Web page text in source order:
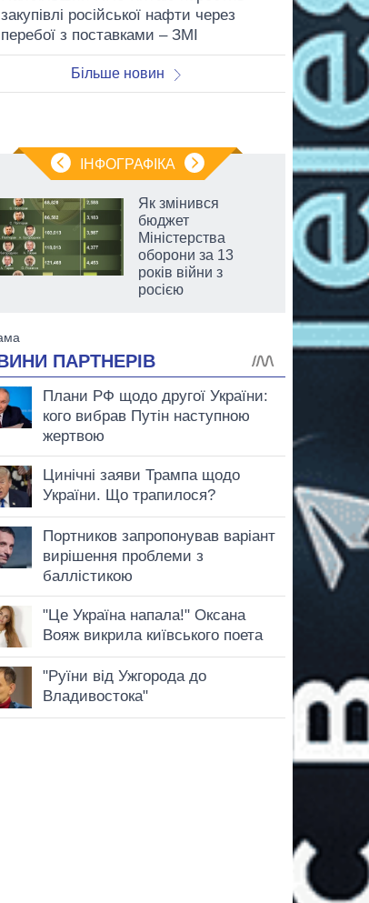
закупівлі російської нафти через
перебої з поставками – ЗМІ
Більше новин
ІНФОГРАФІКА
Як змінився
бюджет
Міністерства
оборони за 13
років війни з
росією